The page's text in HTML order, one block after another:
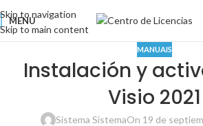
Skip to navigation
Skip to main content
MENU
MANUAIS
Instalación y
Visio 2021
Sistema SistemaOn 19 de